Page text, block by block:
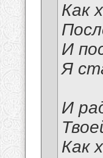
Как
И
Я
И
Как